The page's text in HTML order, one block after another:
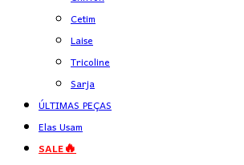
Cetim
Laise
Tricoline
Sarja
ÚLTIMAS PEÇAS
Elas Usam
SALE🔥